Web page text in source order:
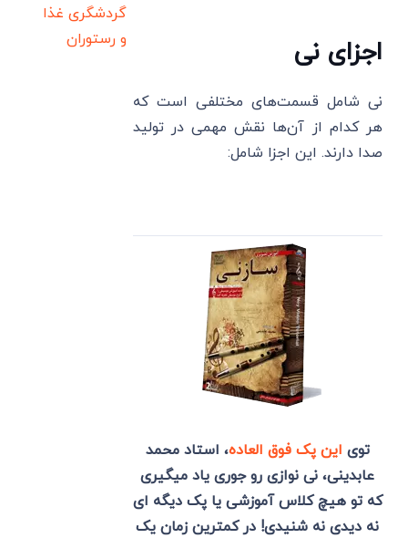
اجزای نی
نی شامل قسمت‌های مختلفی است که
هر کدام از آن‌ها نقش مهمی در تولید
صدا دارند. این اجزا شامل:
توی این پک فوق العاده، استاد محمد
عابدینی، نی نوازی رو جوری یاد میگیری
که تو هیچ کلاس آموزشی یا پک دیگه ای
نه دیدی نه شنیدی! در کمترین زمان یک
گردشگری غذا
و رستوران